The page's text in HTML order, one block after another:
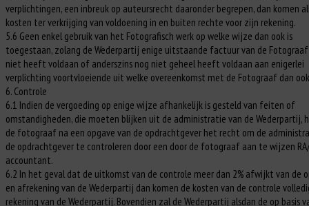
verplichtingen, een inbreuk op auteursrecht daaronder begrepen, dan komen
kosten ter verkrijging van voldoening in en buiten rechte voor zijn rekening.
5.6 Geen enkel gebruik van het Fotografisch werk op welke wijze dan ook is
toegestaan, zolang de Wederpartij enige uitstaande factuur van de
niet heeft voldaan of anderszins nog niet geheel heeft voldaan aan enigerlei
verplichting voortvloeiende uit welke overeenkomst met de Fotograaf dan
6. Controle
6.1 Indien de vergoeding op enige wijze afhankelijk is gesteld van feiten of
omstandigheden, die moeten blijken uit de administratie van de Wederpartij,
de fotograaf na een opgave van de opdrachtgever het recht om de
de opdrachtgever te controleren door een door de fotograaf aan te wijzen
accountant.
6.2 In het geval dat de uitkomst van de controle meer dan 2% afwijkt van de
en afrekening van de Wederpartij dan komen de kosten van de controle
rekening van de Wederpartij. Bovendien zal de Wederpartij alsdan de op basis